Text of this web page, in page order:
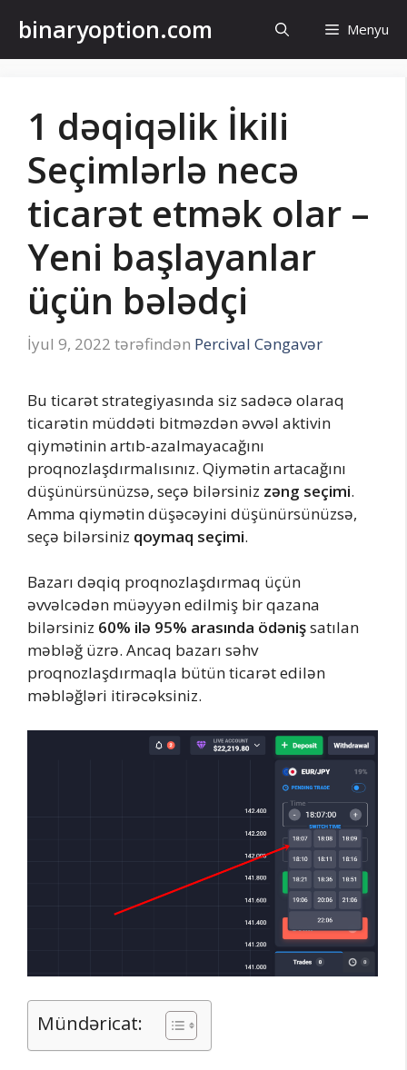
keçinbinaryoption.com Menyu
1 dəqiqəlik İkili
Seçimlərlə necə
ticarət etmək olar –
Yeni başlayanlar
üçün bələdçi
İyul 9, 2022 tərəfindən Percival Cəngavər
Bu ticarət strategiyasında siz sadəcə olaraq
ticarətin müddəti bitməzdən əvvəl aktivin
qiymətinin artıb-azalmayacağını
proqnozlaşdırmalısınız. Qiymətin artacağını
düşünürsünüzsə, seçə bilərsiniz zəng seçimi.
Amma qiymətin düşəcəyini düşünürsünüzsə,
seçə bilərsiniz qoymaq seçimi.
Bazarı dəqiq proqnozlaşdırmaq üçün
əvvəlcədən müəyyən edilmiş bir qazana
bilərsiniz 60% ilə 95% arasında ödənişsatılan
məbləğ üzrə. Ancaq bazarı səhv
proqnozlaşdırmaqla bütün ticarət edilən
məbləğləri itirəcəksiniz.
Mündəricat: